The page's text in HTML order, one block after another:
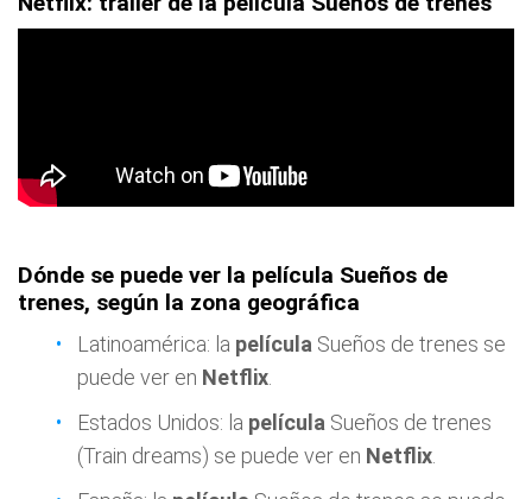
Dónde se puede ver la película Sueños de
trenes, según la zona geográfica
Latinoamérica: la película Sueños de trenes se
puede ver en Netflix
Estados Unidos: la película Sueños de trenes
(Train dreams) se puede ver en Netflix